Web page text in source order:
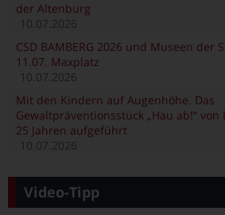
der Altenburg
10.07.2026
CSD BAMBERG 2026 und Museen der
11.07. Maxplatz
10.07.2026
Mit den Kindern auf Augenhöhe. Das
Gewaltpräventionsstück „Hau ab!“
25 Jahren aufgeführt
10.07.2026
Video-Tipp